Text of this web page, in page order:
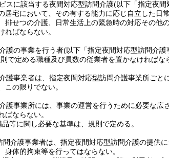
スに該当する夜間対応型訪問介護(以下「指定夜間
居宅において、その有する能力に応じ自立した
排せつの介護、日常生活上の緊急時の対応その
ればならない。
護の事業を行う者(以下「指定夜間対応型訪問介護
で定める職種及び員数の従業者を置かなければな
護事業者は、指定夜間対応型訪問介護事業所ごと
この限りでない。
護事業所には、事業の運営を行うために必要な
ばならない。
等に関し必要な基準は、規則で定める。
問介護事業者は、指定夜間対応型訪問介護の提供
体的拘束等を行ってはならない。